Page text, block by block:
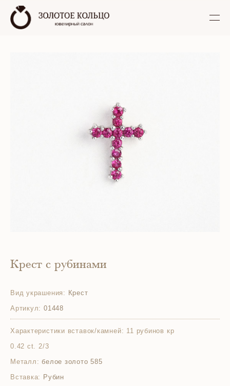
Крест с рубинами
Вид украшения: Крест
Артикул: 01448
Характеристики вставок/камней: 11 рубинов кр
0.42 ct. 2/3
Металл: белое золото 585
Вставка: Рубин